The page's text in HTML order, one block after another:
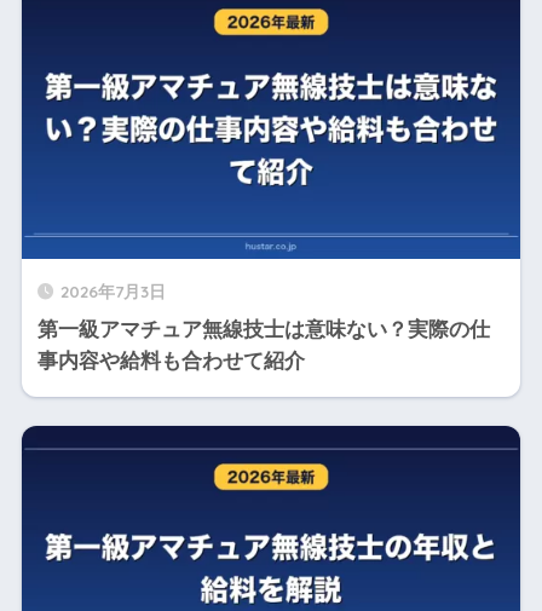
2026年7月3日
第一級アマチュア無線技士は意味ない？実際の仕
事内容や給料も合わせて紹介